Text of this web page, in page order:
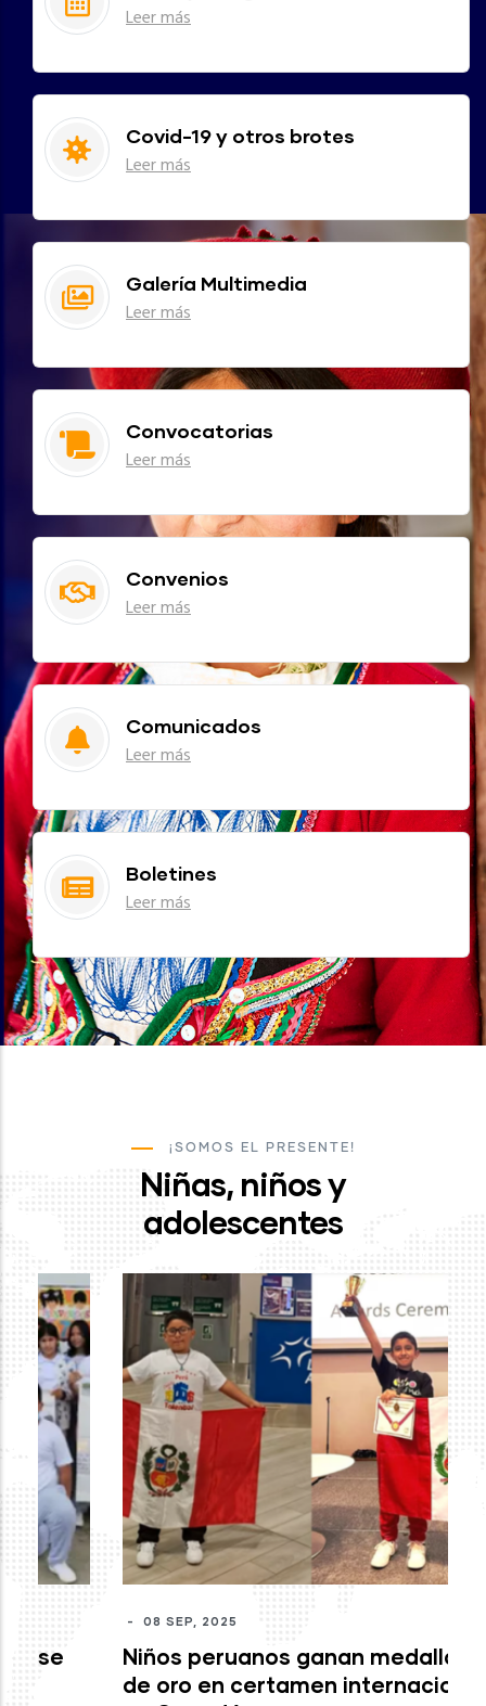
Leer más
Covid-19 y otros brotes
Leer más
Galería Multimedia
Leer más
Convocatorias
Leer más
Convenios
Leer más
Comunicados
Leer más
Boletines
Leer más
¡SOMOS EL PRESENTE!
Niñas, niños y
adolescentes
08 SEP, 2025
Niños peruanos ganan medallas
de oro en certamen internacional